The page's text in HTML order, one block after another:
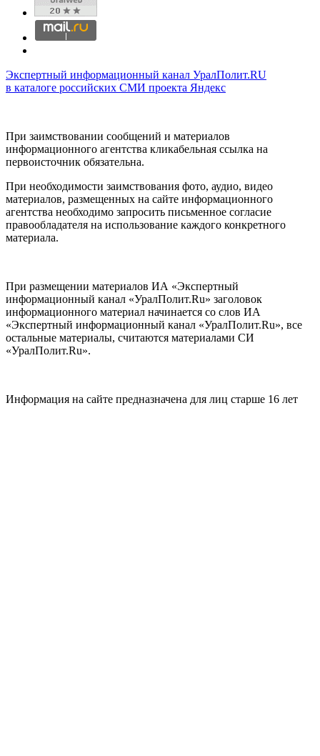
Экспертный информационный канал УралПолит.RU
в каталоге российских СМИ проекта Яндекс
При заимствовании сообщений и материалов
информационного агентства кликабельная ссылка на
первоисточник обязательна.
При необходимости заимствования фото, аудио, видео
материалов, размещенных на сайте информационного
агентства необходимо запросить письменное согласие
правообладателя на использование каждого конкретного
материала.
При размещении материалов ИА «Экспертный
информационный канал «УралПолит.Ru» заголовок
информационного материал начинается со слов ИА
«Экспертный информационный канал «УралПолит.Ru», все
остальные материалы, считаются материалами СИ
«УралПолит.Ru».
Информация на сайте предназначена для лиц старше 16 лет